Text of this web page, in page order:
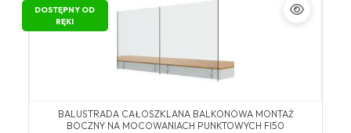
DOSTĘPNY OD
RĘKI
BALUSTRADA CAŁOSZKLANA BALKONOWA MONTAŻ
BOCZNY NA MOCOWANIACH PUNKTOWYCH FI50